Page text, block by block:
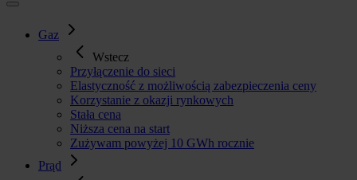
Gaz
Wstecz
Przyłączenie do sieci
Elastyczność z możliwością zabezpieczenia ceny
Korzystanie z okazji rynkowych
Stała cena
Niższa cena na start
Zużywam powyżej 10 GWh rocznie
Prąd